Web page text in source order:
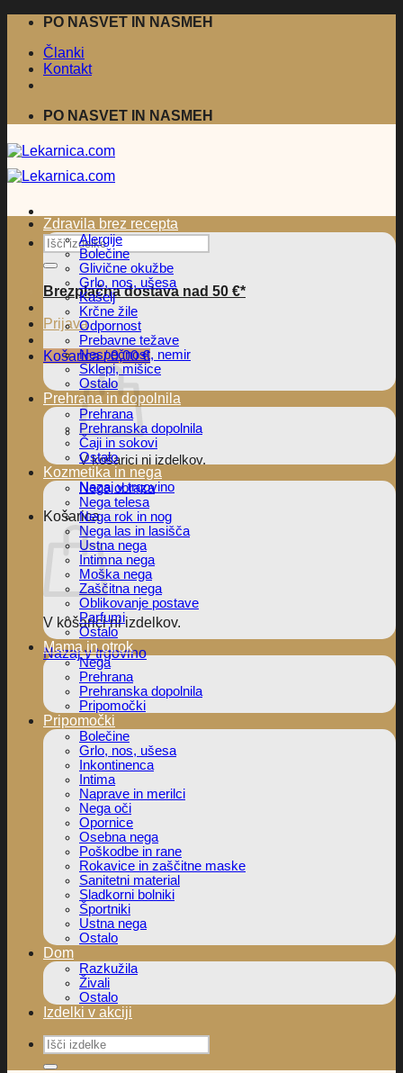
Skoči
vsebino
PO NASVET IN NASMEH
Članki
Kontakt
PO NASVET IN NASMEH
Išči:
Brezplačna dostava nad 50 €*
Prijava
Košarica /0,00€
V košarici ni izdelkov.
Nazaj v trgovino
Košarica
V košarici ni izdelkov.
Nazaj v trgovino
Zdravila brez recepta
Alergije
Bolečine
Glivične okužbe
Grlo, nos, ušesa
Kašelj
Krčne žile
Odpornost
Prebavne težave
Nespečnost, nemir
Sklepi, mišice
Ostalo
Prehrana in dopolnila
Prehrana
Prehranska dopolnila
Čaji in sokovi
Ostalo
Kozmetika in nega
Nega obraza
Nega telesa
Nega rok in nog
Nega las in lasišča
Ustna nega
Intimna nega
Moška nega
Zaščitna nega
Oblikovanje postave
Parfumi
Ostalo
Mama in otrok
Nega
Prehrana
Prehranska dopolnila
Pripomočki
Pripomočki
Bolečine
Grlo, nos, ušesa
Inkontinenca
Intima
Naprave in merilci
Nega oči
Opornice
Osebna nega
Poškodbe in rane
Rokavice in zaščitne maske
Sanitetni material
Sladkorni bolniki
Športniki
Ustna nega
Ostalo
Dom
Razkužila
Živali
Ostalo
Izdelki v akciji
Išči: